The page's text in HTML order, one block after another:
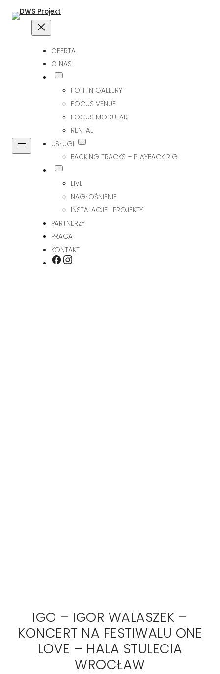
OFERTA
O NAS
FOHHN GALLERY
FOCUS VENUE
FOCUS MODULAR
RENTAL
USŁUGI
BACKING TRACKS – PLAYBACK RIG
LIVE
NAGŁOŚNIENIE
INSTALACJE I PROJEKTY
PARTNERZY
PRACA
KONTAKT
FACEBOOK
INSTAGRAM
IGO – IGOR WALASZEK –
KONCERT NA FESTIWALU ONE
LOVE – HALA STULECIA
WROCŁAW